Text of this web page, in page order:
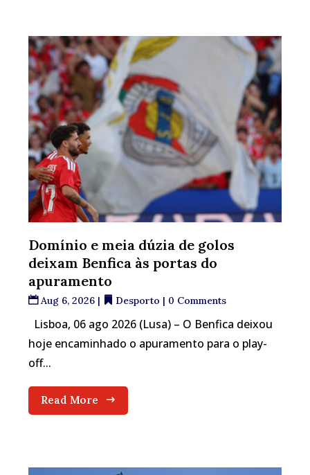
Domínio e meia dúzia de golos
deixam Benfica às portas do
apuramento
Aug 6, 2026 | Desporto | 0 Comments
Lisboa, 06 ago 2026 (Lusa) – O Benfica deixou
hoje encaminhado o apuramento para o play-
off...
Read More